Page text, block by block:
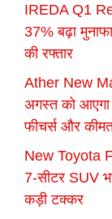
IREDA Q1
37% बढ़ा
की रफ्तार
Ather New
अगस्त को आएगा
फीचर्स और
New Toyota
7-सीटर SUV
कड़ी टक्कर